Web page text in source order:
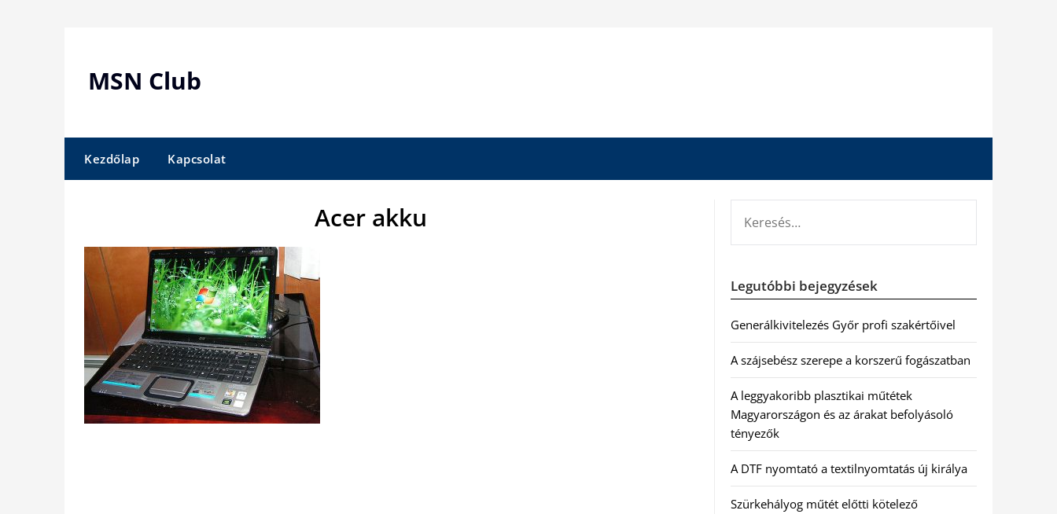
MSN Club
Kezdőlap Kapcsolat
Acer akku
Legutóbbi bejegyzések
Generálkivitelezés Győr profi szakértőivel
A szájsebész szerepe a korszerű fogászatban
A leggyakoribb plasztikai műtétek
Magyarországon és az árakat befolyásoló
tényezők
A DTF nyomtató a textilnyomtatás új királya
Szürkehályog műtét előtti kötelező